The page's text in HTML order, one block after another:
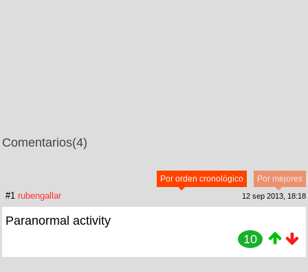
Comentarios(4)
Por mejores
Por orden cronológico
#1 rubengallar 12 sep 2013, 18:18
Paranormal activity
10